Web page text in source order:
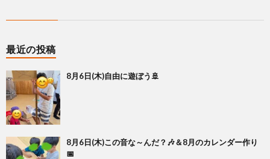
最近の投稿
8月6日(木)自由に遊ぼう🚢
8月6日(木)この音な～んだ？🎶＆8月のカレンダー作り
📅